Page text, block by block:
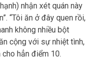
nhận xét quán này
“Tôi ăn ở đây quen rồi,
không nhiều bột
cộng với sự nhiệt tình,
cho hẳn điểm 10.